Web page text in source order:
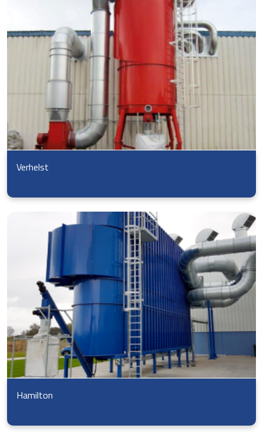
Verhelst
Hamilton